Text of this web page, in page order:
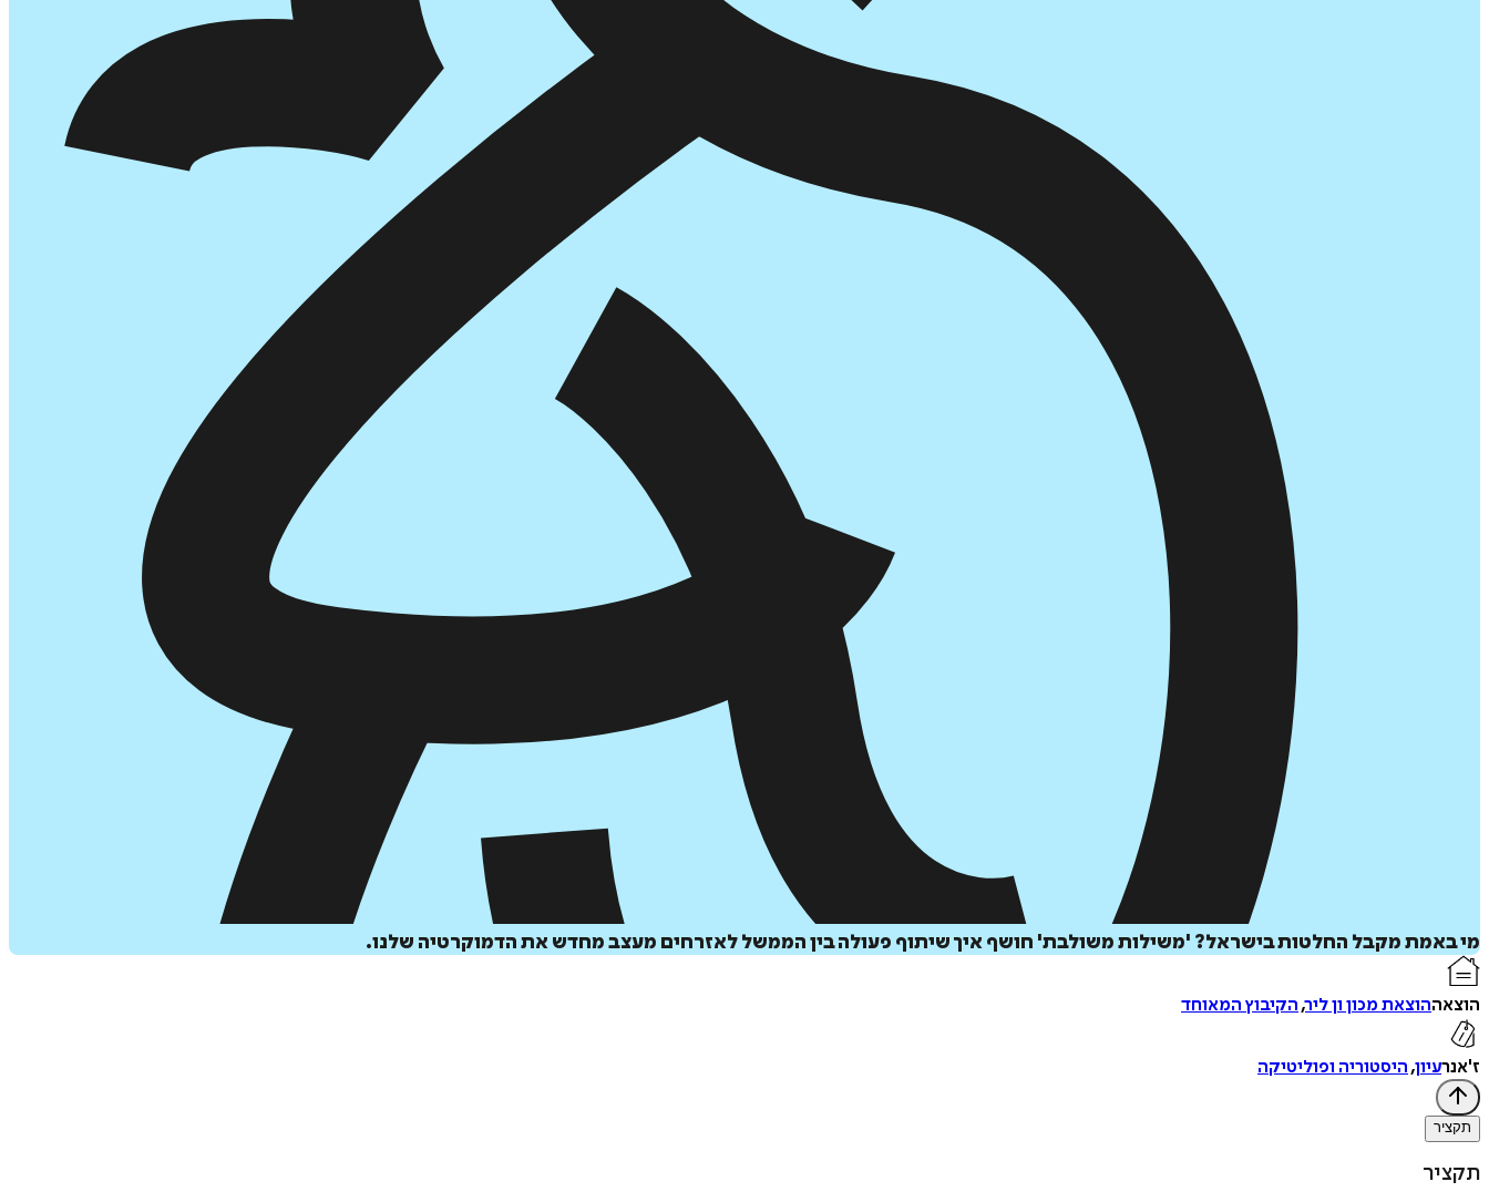
איזה פורמט בא לך?
דיגיטלי
₪
מי באמת מקבל החלטות בישראל? 'משילות משולבת' חושף איך שיתוף פעולה בין הממשל לאזרחים מעצב מחדש את הדמוקרטיה שלנו.
הוצאההוצאת מכון ון ליר,הקיבוץ המאוחד
ז'אנרעיון,היסטוריה ופוליטיקה
תקציר
תקציר